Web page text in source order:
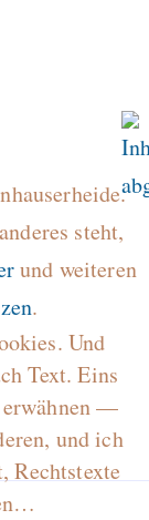
steht,
und weiteren
.
Und
Text. Eins
erwähnen —
und ich
Rechtstexte
deine
in
Welt
-
impacts